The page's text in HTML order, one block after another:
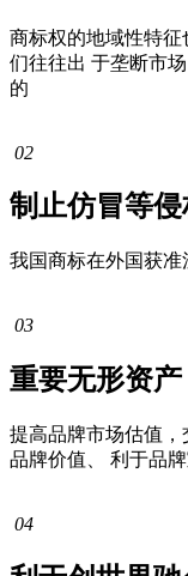
商标权的地域性特
们往往出 于垄断市
的
02
制止仿冒等
我国商标在外国获
03
重要无形资产
提高品牌市场估值
品牌价值、 利于品
04